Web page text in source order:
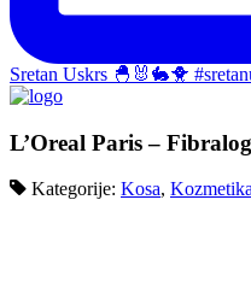
Sretan Uskrs 🐣🐰🐇🐥
L’Oreal Paris –
Kategorije: Kosa,